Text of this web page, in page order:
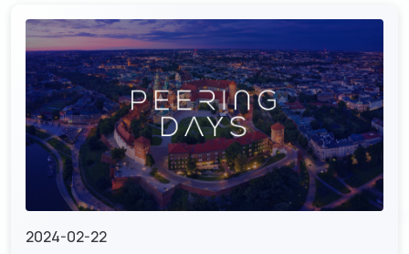
GenieAnalytics Deep Trace
端對端流量數據智能
多租戶管理服務
為運營商挹注新營收的雲端託管服務
大數據流量智能分析
彈性多維度的巨量資料深層分析
繁中
English
简中
日本語
2024-02-22